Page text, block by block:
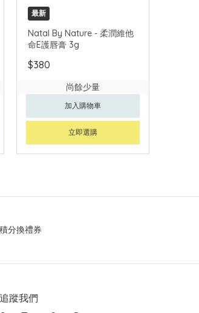
最新
Natal By Nature - 柔潤維他
命E護唇膏 3g
$380
尚餘少量
加入購物車
立即選購
分換禮券
追蹤我們